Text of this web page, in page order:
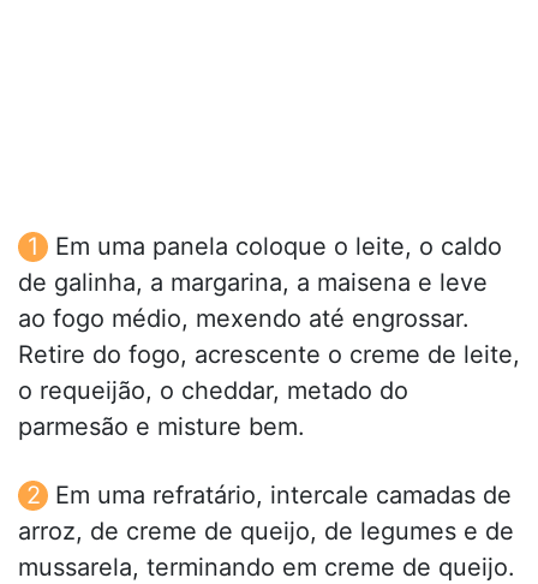
Em uma panela coloque o leite, o caldo
de galinha, a margarina, a maisena e leve
ao fogo médio, mexendo até engrossar.
Retire do fogo, acrescente o creme de leite,
o requeijão, o cheddar, metado do
parmesão e misture bem.
Em uma refratário, intercale camadas de
arroz, de creme de queijo, de legumes e de
mussarela, terminando em creme de queijo.